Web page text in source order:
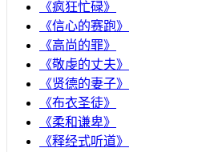
《疯狂忙碌》
《信心的赛跑》
《高尚的罪》
《敬虔的丈夫》
《贤德的妻子》
《布衣圣徒》
《柔和谦卑》
《释经式听道》